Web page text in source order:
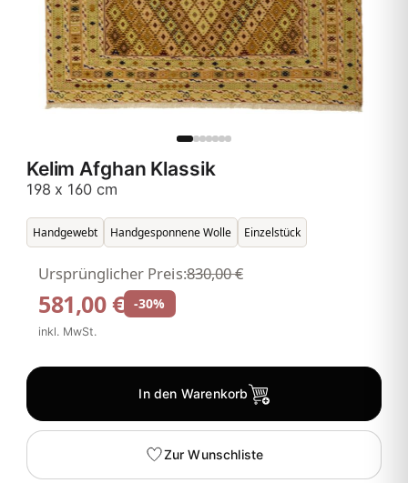
Kelim Afghan Klassik
198 x 160 cm
Handgewebt Handgesponnene Wolle Einzelstück
581,00 €
Ursprünglicher Preis:830,00 €
-30%
inkl. MwSt.
In den Warenkorb
Zur Wunschliste